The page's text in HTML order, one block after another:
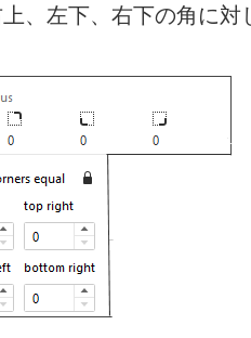
、左下、右下の角に対